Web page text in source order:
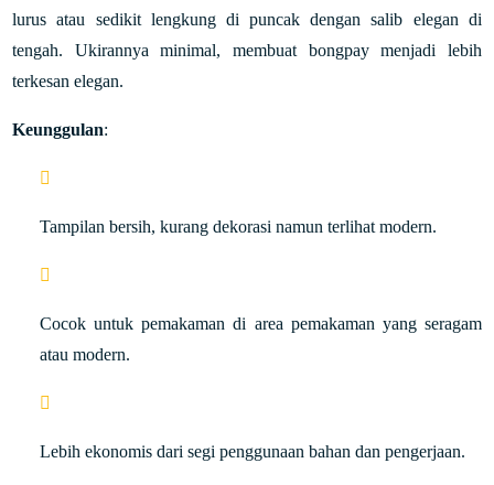
lurus atau sedikit lengkung di puncak dengan salib elegan di
tengah. Ukirannya minimal, membuat bongpay menjadi lebih
terkesan elegan.
Keunggulan:
Tampilan bersih, kurang dekorasi namun terlihat modern.
Cocok untuk pemakaman di area pemakaman yang seragam
atau modern.
Lebih ekonomis dari segi penggunaan bahan dan pengerjaan.